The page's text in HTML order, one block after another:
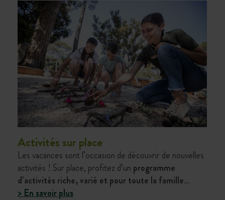
Activités sur place
Les vacances sont l’occasion de découvrir de nouvelles
activités ! Sur place, profitez d’un programme
d’activités riche, varié et pour toute la famille…
> En savoir plus